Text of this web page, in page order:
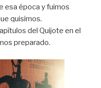
esa época y fuimos
quisimos.
del Quijote en el
preparado.